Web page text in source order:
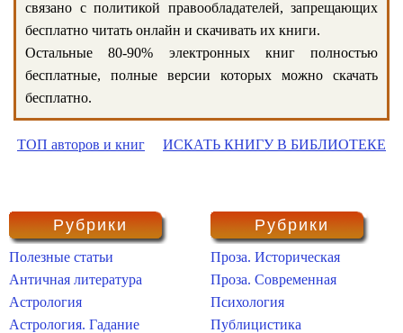
связано с политикой правообладателей, запрещающих
бесплатно читать онлайн и скачивать их книги.
Остальные 80-90% электронных книг полностью
бесплатные, полные версии которых можно скачать
бесплатно.
ТОП авторов и книг ИСКАТЬ КНИГУ В БИБЛИОТЕКЕ
Рубрики
Полезные статьи
Античная литература
Астрология
Астрология. Гадание
Рубрики
Проза. Историческая
Проза. Современная
Психология
Публицистика